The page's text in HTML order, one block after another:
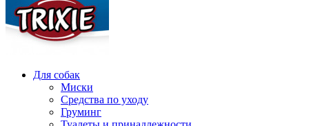
Для собак
Миски
Средства по уходу
Груминг